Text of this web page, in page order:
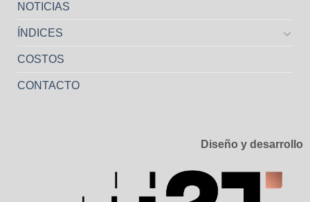
NOTICIAS
ÍNDICES
COSTOS
CONTACTO
Diseño y desarrollo